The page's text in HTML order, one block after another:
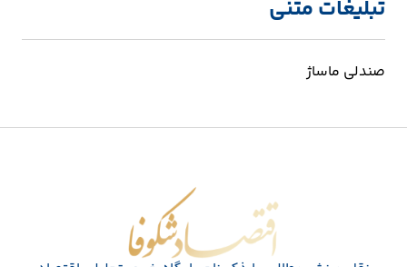
تبلیغات متنی
صندلی ماساژ
اقتصاد شکوفا